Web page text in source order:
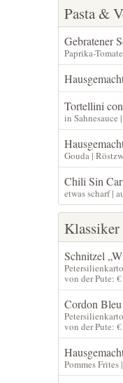
Pasta &
Gebratener
Paprika-
Tortellini
in Sahnesauce
Gouda |
Chili Sin
etwas scharf |
Klassiker
Schnitzel
von der Pute:
Cordon
von der Pute:
Pommes